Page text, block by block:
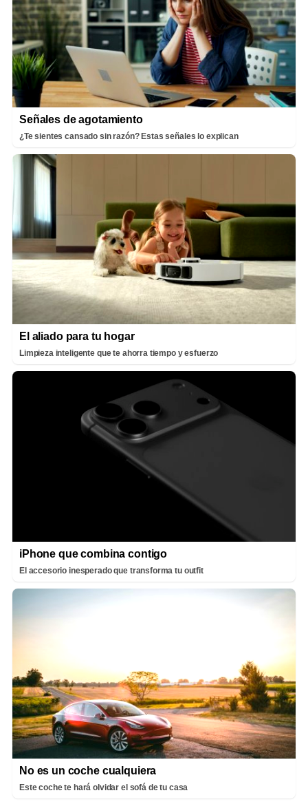
Señales de agotamiento
¿Te sientes cansado sin razón? Estas señales lo explican
El aliado para tu hogar
Limpieza inteligente que te ahorra tiempo y esfuerzo
iPhone que combina contigo
El accesorio inesperado que transforma tu outfit
No es un coche cualquiera
Este coche te hará olvidar el sofá de tu casa